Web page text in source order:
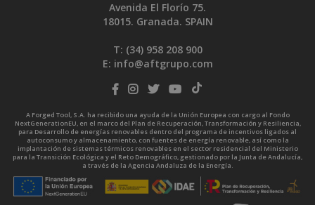
Avenida El Florío 75.
18015. Granada. SPAIN
T: (34) 958 208 900
E: info@aftgrupo.com
A Forged Tool, S.A. ha recibido una ayuda de la Unión Europea con cargo al Fondo
NextGenerationEU, en el marco del Plan de Recuperación, Transformación y Resiliencia,
para Desarrollo de energías renovables dentro del programa de incentivos ligados al
autoconsumo y almacenamiento, con fuentes de energía renovable, así como la
implantación de sistemas térmicos renovables en el sector residencial del Ministerio
para la Transición Ecológica y el Reto Demográfico, gestionado por la Junta de Andalucía,
a través de la Agencia Andaluza de la Energía.